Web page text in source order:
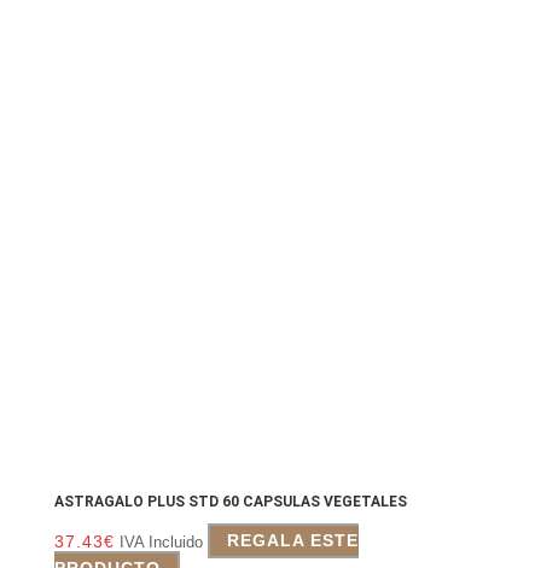
ASTRAGALO PLUS STD 60 CAPSULAS VEGETALES
37.43€ IVA Incluido
REGALA ESTE